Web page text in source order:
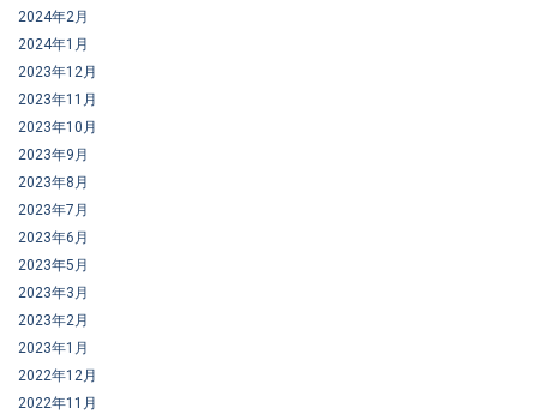
2024年2月
2024年1月
2023年12月
2023年11月
2023年10月
2023年9月
2023年8月
2023年7月
2023年6月
2023年5月
2023年3月
2023年2月
2023年1月
2022年12月
2022年11月